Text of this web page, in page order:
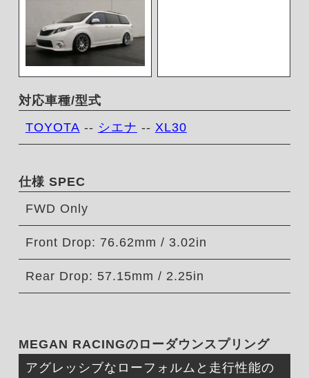
対応車種/型式
TOYOTA -- シエナ -- XL30
仕様 SPEC
FWD Only
Front Drop: 76.62mm / 3.02in
Rear Drop: 57.15mm / 2.25in
MEGAN RACINGのローダウンスプリング
アグレッシブなローフォルムと走行性能の